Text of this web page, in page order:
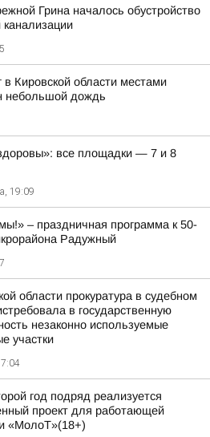
Грина началось обустройство
канализации
в Кировской области местами
небольшой дождь
все площадки — 7 и 8
19:09
– праздничная программа к 50-
Радужный
области прокуратура в судебном
в государственную
незаконно используемые
участки
год подряд реализуется
проект для работающей
«МолоТ»(18+)